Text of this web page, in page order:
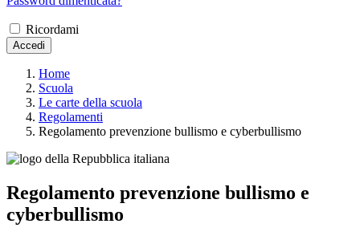
Ricordami
Accedi
Home
Scuola
Le carte della scuola
Regolamenti
Regolamento prevenzione bullismo e cyberbullismo
Regolamento prevenzione bullismo e
cyberbullismo